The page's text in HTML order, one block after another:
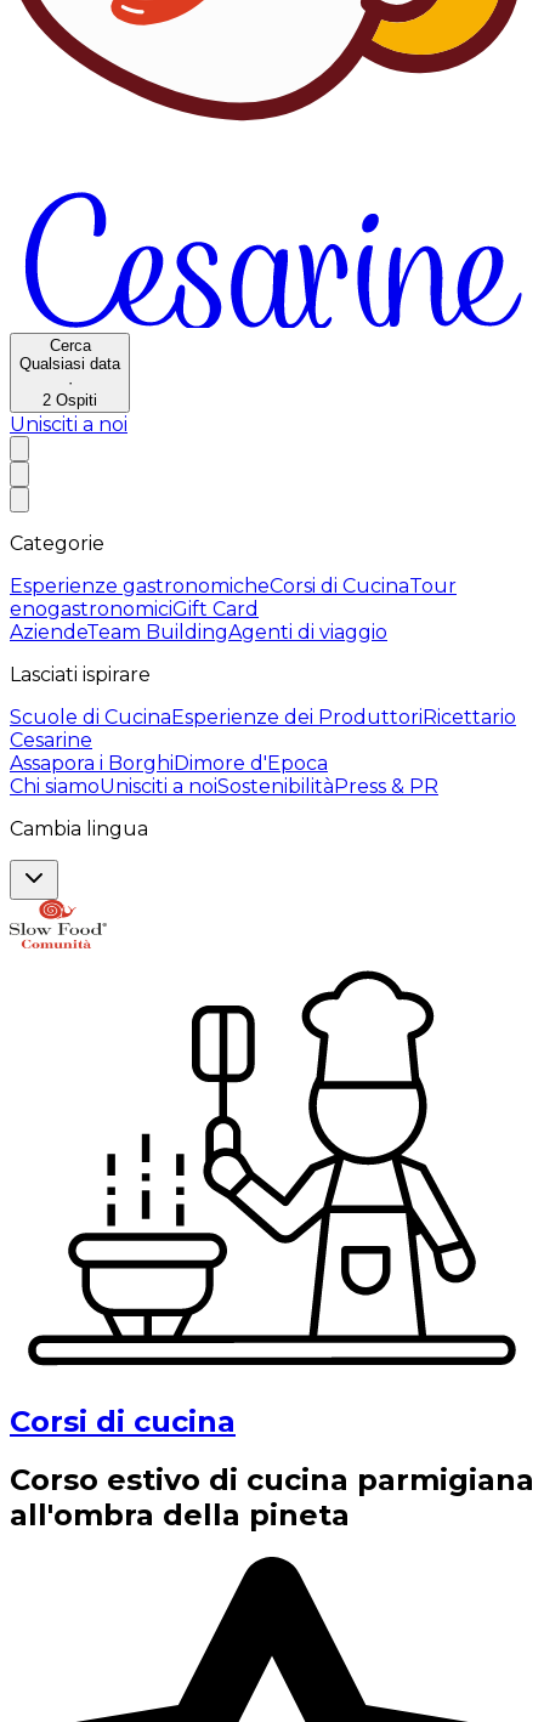
Cerca
Qualsiasi data
·
2 Ospiti
Unisciti a noi
Categorie
Esperienze gastronomicheCorsi di CucinaTour
enogastronomiciGift Card
AziendeTeam BuildingAgenti di viaggio
Lasciati ispirare
Scuole di CucinaEsperienze dei ProduttoriRicettario
Cesarine
Assapora i BorghiDimore d'Epoca
Chi siamoUnisciti a noiSostenibilitàPress & PR
Cambia lingua
Corsi di cucina
Corso estivo di cucina parmigiana
all'ombra della pineta